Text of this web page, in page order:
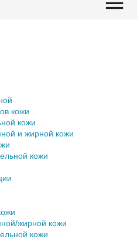
кожи
кожи
и жирной кожи
кожи
жирной кожи
кожи